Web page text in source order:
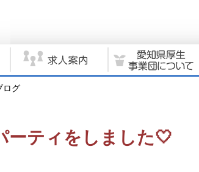
ログ
ーティをしました🤍